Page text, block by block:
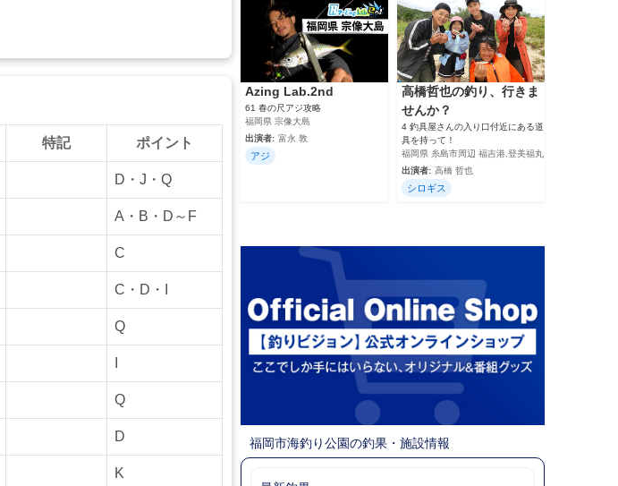
特記 ポイント
D・J・Q
A・B・D～F
C
C・D・I
Q
Q
D
K
Azing Lab.2nd
61 春の尺アジ攻略
福岡県 宗像大島
出演者: 富永 敦
アジ
高橋哲也の釣り、行きま
せんか？
4 釣具屋さんの入り口付近にある道
具を持って！
福岡県 糸島市周辺 福吉港,登美福丸
出演者: 高橋 哲也
シロギス
福岡市海釣り公園の釣果・施設情報